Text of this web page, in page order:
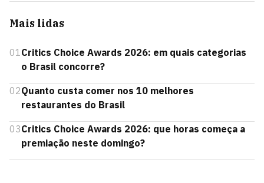
Mais lidas
01 Critics Choice Awards 2026: em quais categorias
o Brasil concorre?
02Quanto custa comer nos 10 melhores
restaurantes do Brasil
03Critics Choice Awards 2026: que horas começa a
premiação neste domingo?